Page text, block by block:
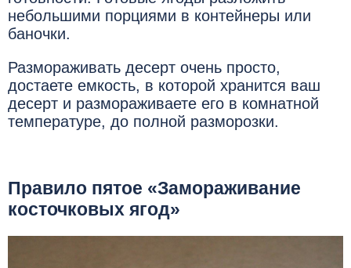
небольшими порциями в контейнеры или
баночки.
Размораживать десерт очень просто,
достаете емкость, в которой хранится ваш
десерт и размораживаете его в комнатной
температуре, до полной разморозки.
Правило пятое «Замораживание
косточковых ягод»